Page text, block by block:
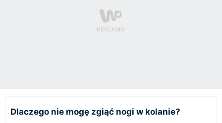
Dlaczego nie mogę zgiąć nogi w kolanie?